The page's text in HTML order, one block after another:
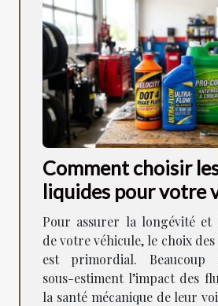
Comment choisir
liquides pour votre
Pour assurer la longévité
de votre véhicule, le choix
est primordial. Beaucoup
sous-estiment l’impact des
la santé mécanique de leur